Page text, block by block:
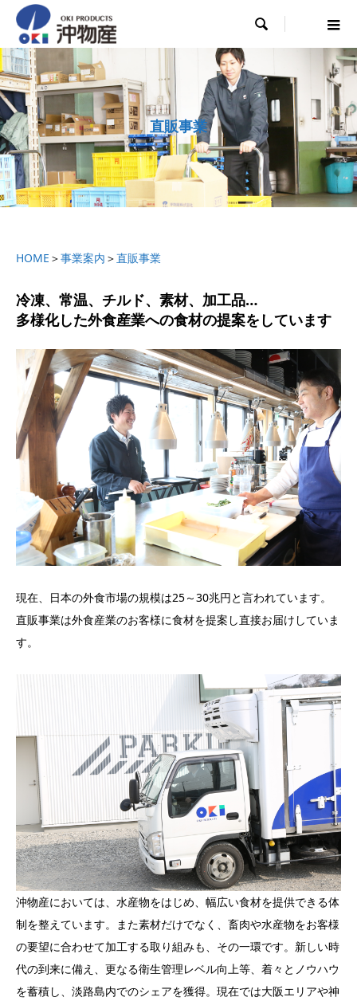

直販事業
HOME ＞事業案内 ＞直販事業
冷凍、常温、チルド、素材、加工品…
多様化した外食産業への食材の提案をしています
現在、日本の外食市場の規模は25～30兆円と言われています。
直販事業は外食産業のお客様に食材を提案し直接お届けしていま
す。
沖物産においては、水産物をはじめ、幅広い食材を提供できる体
制を整えています。また素材だけでなく、畜肉や水産物をお客様
の要望に合わせて加工する取り組みも、その一環です。新しい時
代の到来に備え、更なる衛生管理レベル向上等、着々とノウハウ
を蓄積し、淡路島内でのシェアを獲得。現在では大阪エリアや神